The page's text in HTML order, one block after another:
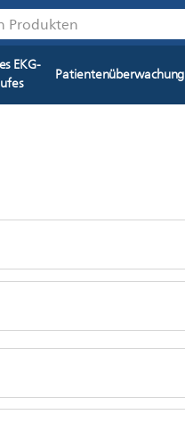
Produkten
EKG-
Patientenüberwachung